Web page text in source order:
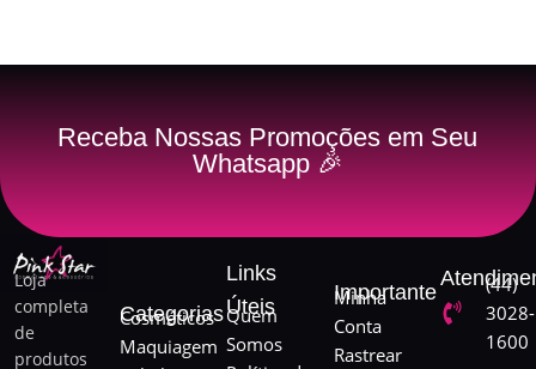
Receba Nossas Promoções em Seu
Whatsapp 🎉
Loja
completa
de
produtos
Categorias
Cosméticos
Maquiagem
Links
Úteis
Quem
Somos
Importante
Minha
Conta
Rastrear
(44)
3028-
1600